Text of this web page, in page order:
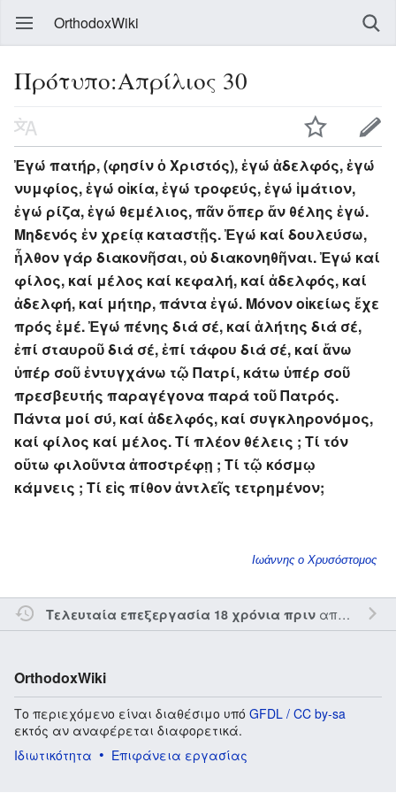
OrthodoxWiki
Πρότυπο:Απρίλιος 30
Ἐγώ πατήρ, (φησίν ὁ Χριστός), ἐγώ ἀδελφός, ἐγώ
νυμφίος, ἐγώ οἰκία, ἐγώ τροφεύς, ἐγώ ἱμάτιον,
ἐγώ ρίζα, ἐγώ θεμέλιος, πᾶν ὅπερ ἄν θέλης ἐγώ.
Μηδενός ἐν χρείᾳ καταστῇς. Ἐγώ καί δουλεύσω,
ἦλθον γάρ διακονῆσαι, οὐ διακονηθῆναι. Ἐγώ καί
φίλος, καί μέλος καί κεφαλή, καί ἀδελφός, καί
ἀδελφή, καί μήτηρ, πάντα ἐγώ. Μόνον οἰκείως ἔχε
πρός ἐμέ. Ἐγώ πένης διά σέ, καί ἀλήτης διά σέ,
ἐπί σταυροῦ διά σέ, ἐπί τάφου διά σέ, καί ἄνω
ὑπέρ σοῦ ἐντυγχάνω τῷ Πατρί, κάτω ὑπέρ σοῦ
πρεσβευτής παραγέγονα παρά τοῦ Πατρός.
Πάντα μοί σύ, καί ἀδελφός, καί συγκληρονόμος,
καί φίλος καί μέλος. Τί πλέον θέλεις ; Τί τόν
οὕτω φιλοῦντα ἀποστρέφῃ ; Τί τῷ κόσμῳ
κάμνεις ; Τί εἰς πίθον ἀντλεῖς τετρημένον;
Ιωάννης ο Χρυσόστομος
Τελευταία επεξεργασία 18 χρόνια πριναπό τον την
OrthodoxWiki
Το περιεχόμενο είναι διαθέσιμο υπό GFDL / CC by-sa
εκτός αν αναφέρεται διαφορετικά.
Ιδιωτικότητα
Επιφάνεια εργασίας